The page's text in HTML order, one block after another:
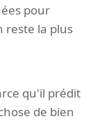
pour
reste la plus
qu'il prédit
de bien